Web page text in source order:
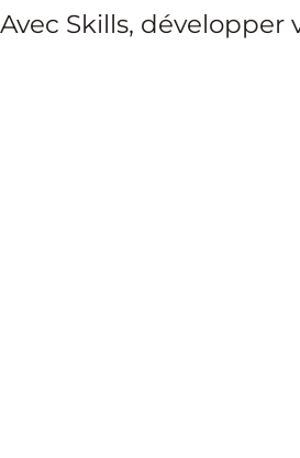
Avec Skills, développer